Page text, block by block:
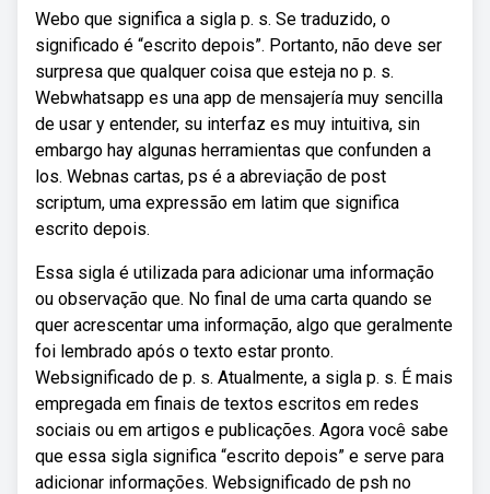
Webo que significa a sigla p. s. Se traduzido, o
significado é “escrito depois”. Portanto, não deve ser
surpresa que qualquer coisa que esteja no p. s.
Webwhatsapp es una app de mensajería muy sencilla
de usar y entender, su interfaz es muy intuitiva, sin
embargo hay algunas herramientas que confunden a
los. Webnas cartas, ps é a abreviação de post
scriptum, uma expressão em latim que significa
escrito depois.
Essa sigla é utilizada para adicionar uma informação
ou observação que. No final de uma carta quando se
quer acrescentar uma informação, algo que geralmente
foi lembrado após o texto estar pronto.
Websignificado de p. s. Atualmente, a sigla p. s. É mais
empregada em finais de textos escritos em redes
sociais ou em artigos e publicações. Agora você sabe
que essa sigla significa “escrito depois” e serve para
adicionar informações. Websignificado de psh no